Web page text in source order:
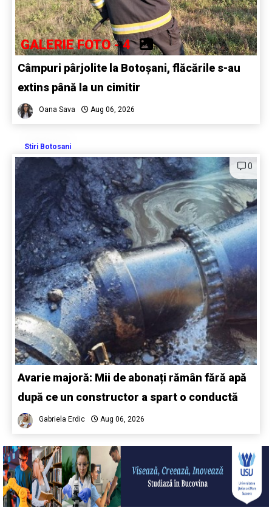
GALERIE FOTO - 4
Câmpuri pârjolite la Botoșani, flăcările s-au
extins până la un cimitir
Oana Sava Aug 06, 2026
Stiri Botosani
0
Avarie majoră: Mii de abonați rămân fără apă
după ce un constructor a spart o conductă
Gabriela Erdic Aug 06, 2026